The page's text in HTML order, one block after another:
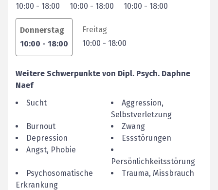
10:00 - 18:00
10:00 - 18:00
10:00 - 18:00
Donnerstag
10:00 - 18:00
Freitag
10:00 - 18:00
Weitere Schwerpunkte von Dipl. Psych. Daphne
Naef
Sucht
Aggression,
Selbstverletzung
Burnout
Zwang
Depression
Essstörungen
Angst, Phobie
Persönlichkeitsstörung
Psychosomatische
Erkrankung
Trauma, Missbrauch